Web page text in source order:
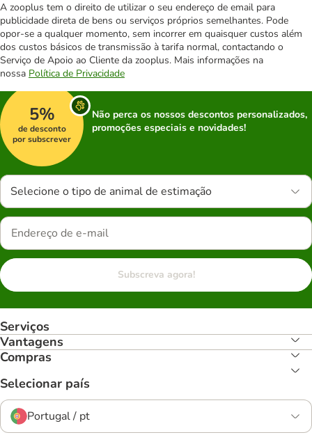
A zooplus tem o direito de utilizar o seu endereço de email para
publicidade direta de bens ou serviços próprios semelhantes. Pode
opor-se a qualquer momento, sem incorrer em quaisquer custos além
dos custos básicos de transmissão à tarifa normal, contactando o
Serviço de Apoio ao Cliente da zooplus. Mais informações na
nossa Política de Privacidade
5%
de desconto
por subscrever
Não perca os nossos descontos personalizados,
promoções especiais e novidades!
Selecione o tipo de animal de estimação
Subscreva agora!
Serviços
Vantagens
Compras
Selecionar país
Portugal / pt